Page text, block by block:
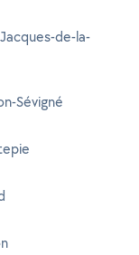
de-la-
Sévigné